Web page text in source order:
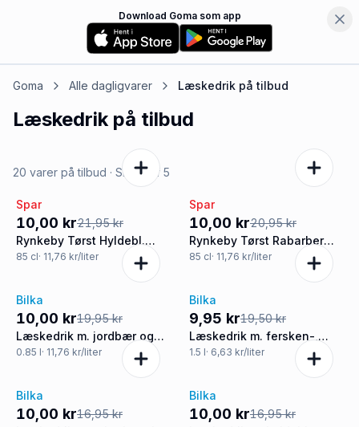
Download Goma som app
Goma Alle dagligvarer Læskedrik på tilbud
Læskedrik på tilbud
20 varer på tilbud · Side1af 5
-54%
Spar
10,00 kr21,95 kr
Rynkeby Tørst Hyldebl.
Øko
85 cl· 11,76 kr/liter
-52%
Spar
10,00 kr20,95 kr
Rynkeby Tørst Rabarber
Øko
85 cl· 11,76 kr/liter
-50%
Bilka
10,00 kr19,95 kr
Læskedrik m. jordbær og
rabarber
0.85 l· 11,76 kr/liter
-49%
Bilka
9,95 kr19,50 kr
Læskedrik m. fersken-,
nektarin- og litchismag
1.5 l· 6,63 kr/liter
-41%
Bilka
10,00 kr16,95 kr
-41%
Bilka
10,00 kr16,95 kr